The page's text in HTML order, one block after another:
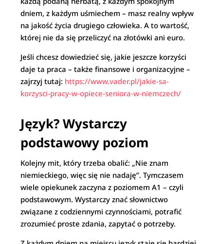
dniem, z każdym uśmiechem – masz realny wpływ
na jakość życia drugiego człowieka. A to wartość,
której nie da się przeliczyć na złotówki ani euro.
Jeśli chcesz dowiedzieć się, jakie jeszcze korzyści
daje ta praca – także finansowe i organizacyjne –
zajrzyj tutaj: https://www.vader.pl/jakie-sa-
korzysci-pracy-w-opiece-seniora-w-niemczech/
Język? Wystarczy
podstawowy poziom
Kolejny mit, który trzeba obalić: „Nie znam
niemieckiego, więc się nie nadaję”. Tymczasem
wiele opiekunek zaczyna z poziomem A1 – czyli
podstawowym. Wystarczy znać słownictwo
związane z codziennymi czynnościami, potrafić
zrozumieć proste zdania, zapytać o potrzeby.